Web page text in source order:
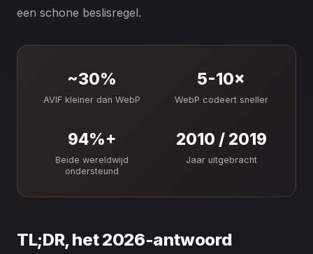
een schone beslisregel.
~30%
AVIF kleiner dan WebP
5-10×
WebP codeert sneller
94%+
Beide wereldwijd
ondersteund
2010 / 2019
Jaar uitgebracht
TL;DR, het 2026-antwoord